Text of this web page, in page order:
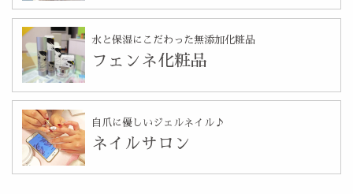
水と保湿にこだわった無添加化粧品
フェンネ化粧品
自爪に優しいジェルネイル♪
ネイルサロン